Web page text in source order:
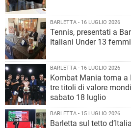
BARLETTA - 16 LUGLIO 2026
Tennis, presentati a
Italiani Under 13
BARLETTA - 16 LUGLIO 2026
Kombat Mania torna a
tre titoli di valore
sabato 18 luglio
BARLETTA - 15 LUGLIO 2026
Barletta sul tetto